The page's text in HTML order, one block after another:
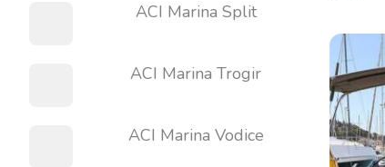
ACI Marina Split
ACI Marina Trogir
ACI Marina Vodice